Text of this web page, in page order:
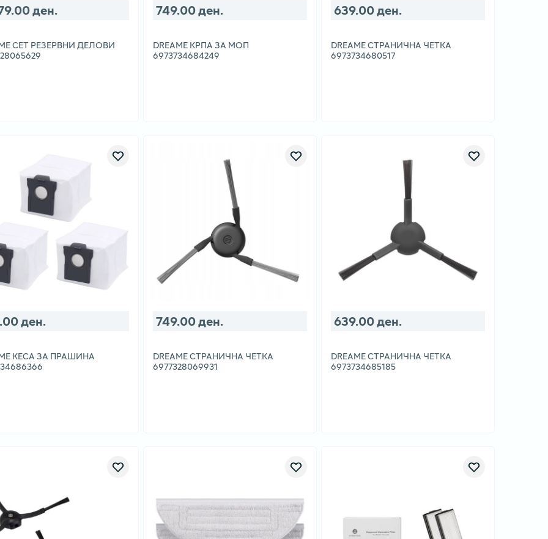
ден.
СЕТ РЕЗЕРВНИ ДЕЛОВИ
749.00 ден.
DREAME КРПА ЗА МОП
6973734684249
639.00 ден.
DREAME СТРАНИЧНА ЧЕТКА
6973734680517
ден.
КЕСА ЗА ПРАШИНА
749.00 ден.
DREAME СТРАНИЧНА ЧЕТКА
6977328069931
639.00 ден.
DREAME СТРАНИЧНА ЧЕТКА
6973734685185